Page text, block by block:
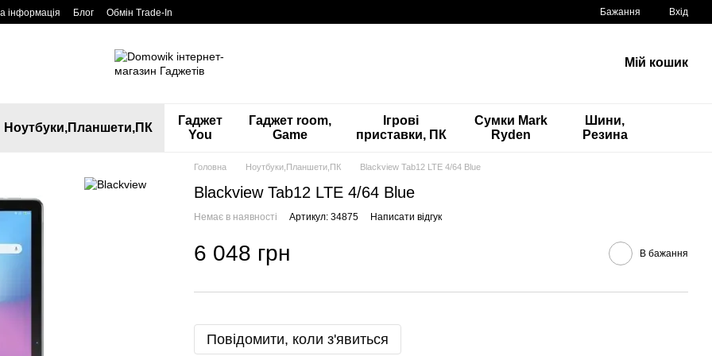
інформація Блог Обмін Trade-In Бажання Вхід
Мій кошик
Ноутбуки,Планшети,ПК
Гаджет
You
Гаджет room,
Game
Ігрові
приставки, ПК
Сумки Mark
Ryden
Шини,
Резина
Головна Ноутбуки,Планшети,ПК Blackview Tab12 LTE 4/64 Blue
Blackview Tab12 LTE 4/64 Blue
Немає в наявності Артикул: 34875 Написати відгук
6 048 грн В бажання
Повідомити, коли з'явиться